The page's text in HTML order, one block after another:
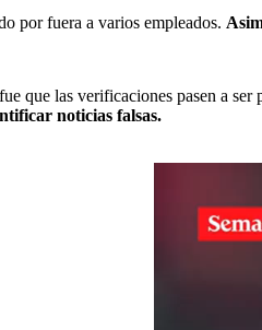
por fuera a varios empleados.
que las verificaciones pasen a
noticias falsas.